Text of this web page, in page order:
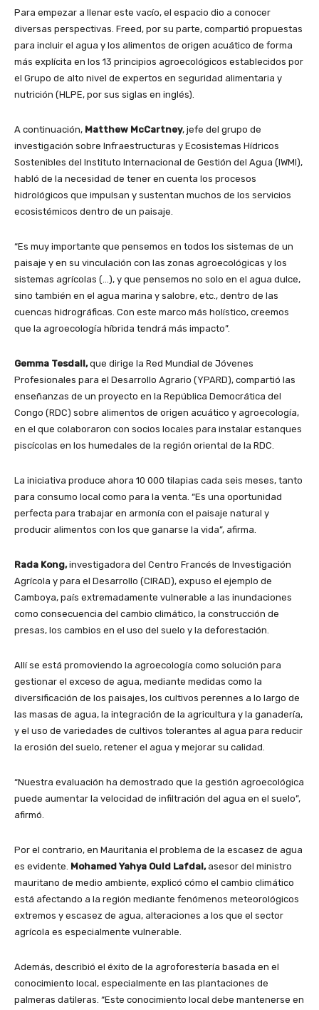
Para empezar a llenar este vacío, el espacio dio a conocer
diversas perspectivas. Freed, por su parte, compartió propuestas
para incluir el agua y los alimentos de origen acuático de forma
más explícita en los 13 principios agroecológicos establecidos por
el Grupo de alto nivel de expertos en seguridad alimentaria y
nutrición (HLPE, por sus siglas en inglés).
A continuación, Matthew McCartney, jefe del grupo de
investigación sobre Infraestructuras y Ecosistemas Hídricos
Sostenibles del Instituto Internacional de Gestión del Agua (IWMI),
habló de la necesidad de tener en cuenta los procesos
hidrológicos que impulsan y sustentan muchos de los servicios
ecosistémicos dentro de un paisaje.
“Es muy importante que pensemos en todos los sistemas de un
paisaje y en su vinculación con las zonas agroecológicas y los
sistemas agrícolas (…), y que pensemos no solo en el agua dulce,
sino también en el agua marina y salobre, etc., dentro de las
cuencas hidrográficas. Con este marco más holístico, creemos
que la agroecología híbrida tendrá más impacto”.
Gemma Tesdall,que dirige la Red Mundial de Jóvenes
Profesionales para el Desarrollo Agrario (YPARD), compartió las
enseñanzas de un proyecto en la República Democrática del
Congo (RDC) sobre alimentos de origen acuático y agroecología,
en el que colaboraron con socios locales para instalar estanques
piscícolas en los humedales de la región oriental de la RDC.
La iniciativa produce ahora 10 000 tilapias cada seis meses, tanto
para consumo local como para la venta. “Es una oportunidad
perfecta para trabajar en armonía con el paisaje natural y
producir alimentos con los que ganarse la vida”, afirma.
Rada Kong,investigadora del Centro Francés de Investigación
Agrícola y para el Desarrollo (CIRAD), expuso el ejemplo de
Camboya, país extremadamente vulnerable a las inundaciones
como consecuencia del cambio climático, la construcción de
presas, los cambios en el uso del suelo y la deforestación.
Allí se está promoviendo la agroecología como solución para
gestionar el exceso de agua, mediante medidas como la
diversificación de los paisajes, los cultivos perennes a lo largo de
las masas de agua, la integración de la agricultura y la ganadería,
y el uso de variedades de cultivos tolerantes al agua para reducir
la erosión del suelo, retener el agua y mejorar su calidad.
“Nuestra evaluación ha demostrado que la gestión agroecológica
puede aumentar la velocidad de infiltración del agua en el suelo”,
afirmó.
Por el contrario, en Mauritania el problema de la escasez de agua
es evidente. Mohamed Yahya Ould Lafdal,asesor del ministro
mauritano de medio ambiente, explicó cómo el cambio climático
está afectando a la región mediante fenómenos meteorológicos
extremos y escasez de agua, alteraciones a los que el sector
agrícola es especialmente vulnerable.
Además, describió el éxito de la agroforestería basada en el
conocimiento local, especialmente en las plantaciones de
palmeras datileras. “Este conocimiento local debe mantenerse en